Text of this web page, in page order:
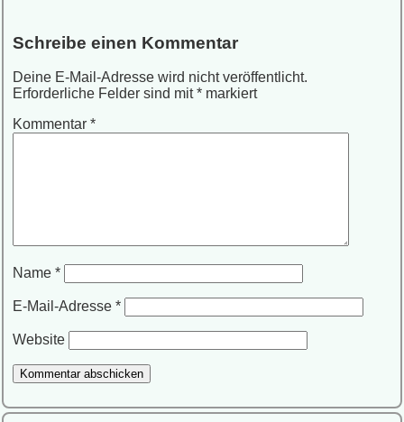
Schreibe einen Kommentar
Deine E-Mail-Adresse wird nicht veröffentlicht.
Erforderliche Felder sind mit* markiert
Kommentar *
Name *
E-Mail-Adresse *
Website